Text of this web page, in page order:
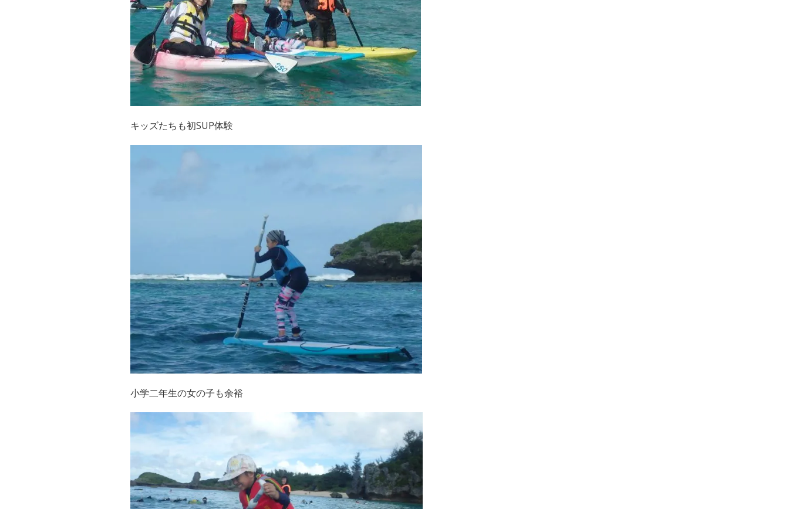
キッズたちも初SUP体験
小学二年生の女の子も余裕